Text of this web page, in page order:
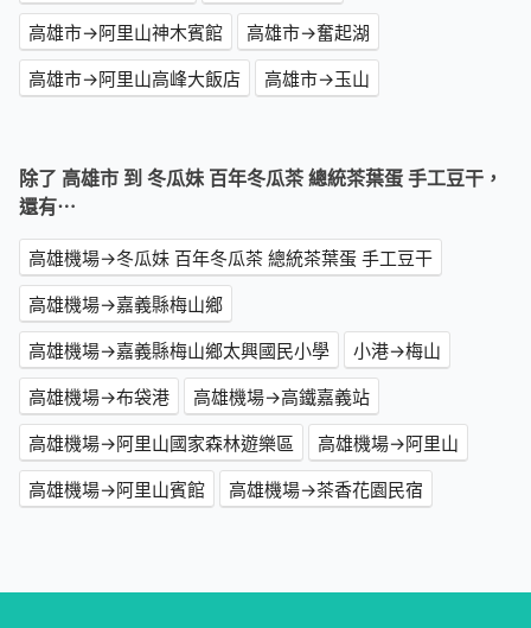
高雄市→阿里山神木賓館
高雄市→奮起湖
高雄市→阿里山高峰大飯店
高雄市→玉山
除了 高雄市 到 冬瓜妹 百年冬瓜茶 總統茶葉蛋 手工豆干，
還有⋯
高雄機場→冬瓜妹 百年冬瓜茶 總統茶葉蛋 手工豆干
高雄機場→嘉義縣梅山鄉
高雄機場→嘉義縣梅山鄉太興國民小學
小港→梅山
高雄機場→布袋港
高雄機場→高鐵嘉義站
高雄機場→阿里山國家森林遊樂區
高雄機場→阿里山
高雄機場→阿里山賓館
高雄機場→茶香花園民宿